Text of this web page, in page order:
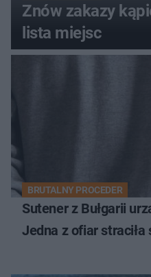
Znów zakazy
lista miejsc
BRUTALNY PROCEDER
Sutener z Bułgarii
Jedna z ofiar straciła